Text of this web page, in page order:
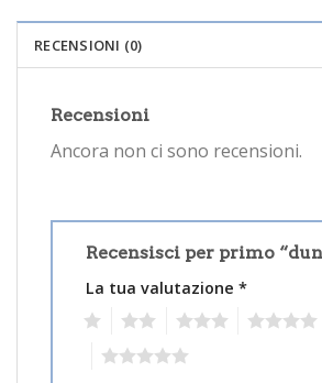
RECENSIONI (0)
Recensioni
Ancora non ci sono recensioni.
Recensisci per primo
La tua valutazione *